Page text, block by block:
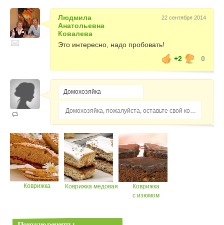
Людмила
Анатольевна
Ковалева
22 сентября 2014
Это интересно, надо пробовать!
+2
0
Домохозяйка, пожалуйста, оставьте свой комментарий...
Коврижка Коврижка медовая
Коврижка
с изюмом